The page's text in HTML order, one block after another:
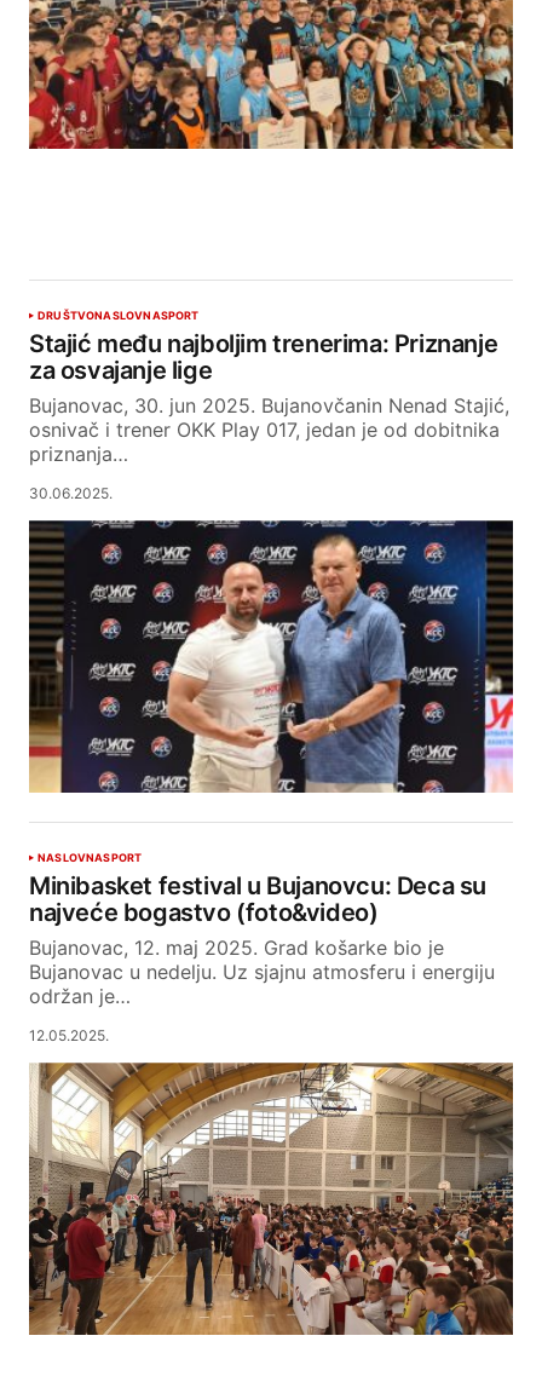
DRUŠTVONASLOVNASPORT
Stajić među najboljim trenerima: Priznanje
za osvajanje lige
Bujanovac, 30. jun 2025. Bujanovčanin Nenad Stajić,
osnivač i trener OKK Play 017, jedan je od dobitnika
priznanja…
30.06.2025.
NASLOVNASPORT
Minibasket festival u Bujanovcu: Deca su
najveće bogastvo (foto&video)
Bujanovac, 12. maj 2025. Grad košarke bio je
Bujanovac u nedelju. Uz sjajnu atmosferu i energiju
održan je…
12.05.2025.